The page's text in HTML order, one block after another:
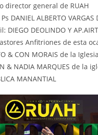
director general de RUAH
DANIEL ALBERTO VARGAS
DIEGO DEOLINDO Y
Anfitriones de esta
& CON MORAIS de la
& NADIA MARQUES de la
MANANTIAL